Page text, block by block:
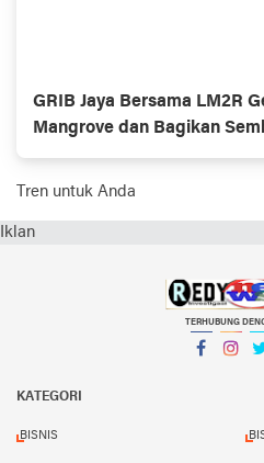
GRIB Jaya Bersama LM2R
Mangrove dan Bagikan
Tren untuk Anda
Iklan
TERHUBUNG
KATEGORI
BISNIS